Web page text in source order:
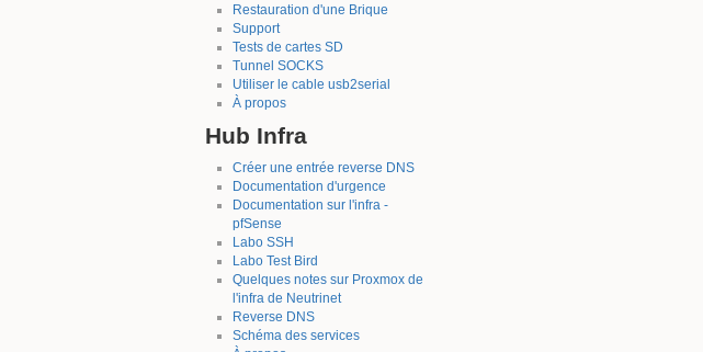
Restauration d'une Brique
Support
Tests de cartes SD
Tunnel SOCKS
Utiliser le cable usb2serial
À propos
Hub Infra
Créer une entrée reverse DNS
Documentation d'urgence
Documentation sur l'infra -
pfSense
Labo SSH
Labo Test Bird
Quelques notes sur Proxmox de
l'infra de Neutrinet
Reverse DNS
Schéma des services